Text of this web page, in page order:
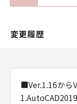
変更履歴
■Ver.1.16から